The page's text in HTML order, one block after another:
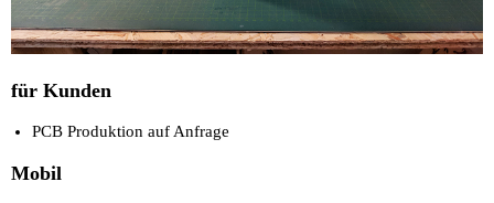
für Kunden
PCB Produktion auf Anfrage
Mobil